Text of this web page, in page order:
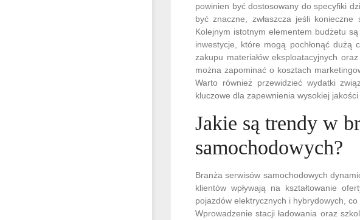
powinien być dostosowany do specyfiki
być znaczne, zwłaszcza jeśli
Kolejnym istotnym elementem budżetu
inwestycje, które mogą pochłonąć dużą
zakupu materiałów eksploatacyjnych
można zapominać o kosztach
Warto również przewidzieć wydatki
kluczowe dla zapewnienia wysokiej jakości
Jakie są trendy w
samochodowych?
Branża serwisów samochodowych
klientów wpływają na kształtowanie
pojazdów elektrycznych i hybrydowych,
Wprowadzenie stacji ładowania oraz